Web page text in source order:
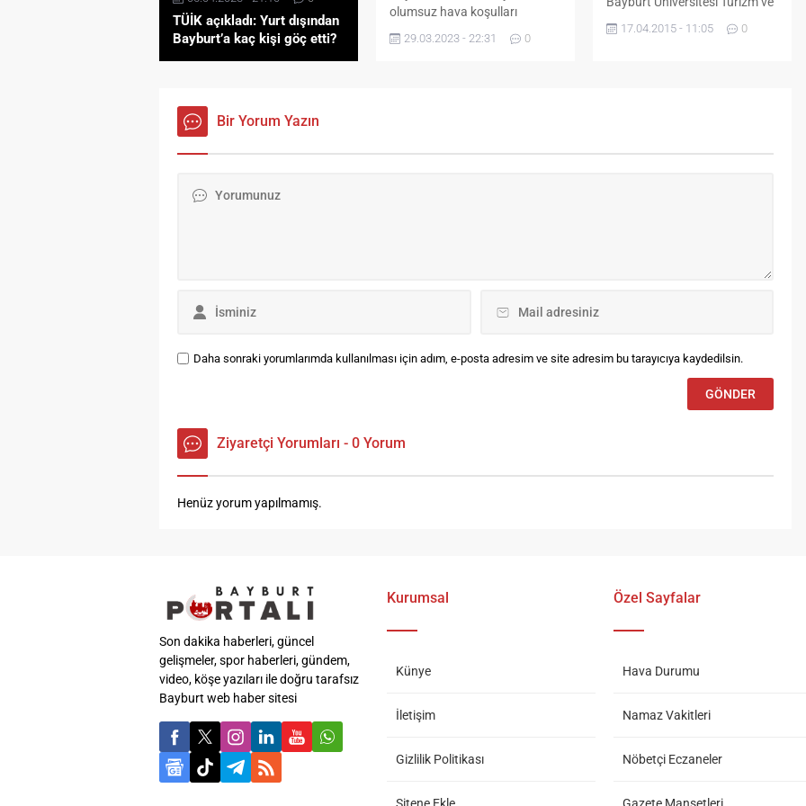
TÜİK açıkladı: Yurt dışından
Bayburt’a kaç kişi göç etti?
olumsuz hava koşulları
nedeniyle eğitime 1 gün ara
verildi. Bayburt Valiliği
eğitim kurumlarında eğitime bir
29.03.2023 - 22:31 0
Bayburt Turizminin
17.04.2015 - 11:05 0
Bir Yorum Yazın
Daha sonraki yorumlarımda kullanılması için adım, e-posta adresim ve site adresim bu tarayıcıya kaydedilsin.
Ziyaretçi Yorumları - 0 Yorum
Henüz yorum yapılmamış.
Son dakika haberleri, güncel
gelişmeler, spor haberleri, gündem,
video, köşe yazıları ile doğru tarafsız
Bayburt web haber sitesi
Kurumsal
Künye
İletişim
Gizlilik Politikası
Özel Sayfalar
Hava Durumu
Namaz Vakitleri
Nöbetçi Eczaneler